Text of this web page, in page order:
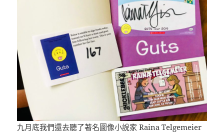
九月底我們還去聽了著名圖像小說家 Raina Telgemeier